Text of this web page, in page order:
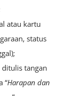
atau kartu
status
tangan
“Harapan dan